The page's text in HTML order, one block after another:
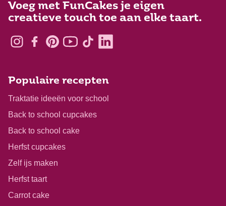
Voeg met FunCakes je eigen
creatieve touch toe aan elke taart.
Populaire recepten
Traktatie ideeën voor school
Back to school cupcakes
Back to school cake
Herfst cupcakes
Zelf ijs maken
Herfst taart
Carrot cake